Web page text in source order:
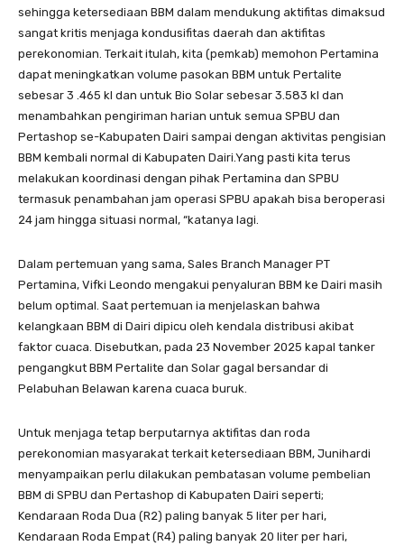
sehingga ketersediaan BBM dalam mendukung aktifitas dimaksud
sangat kritis menjaga kondusifitas daerah dan aktifitas
perekonomian. Terkait itulah, kita (pemkab) memohon Pertamina
dapat meningkatkan volume pasokan BBM untuk Pertalite
sebesar 3 .465 kl dan untuk Bio Solar sebesar 3.583 kl dan
menambahkan pengiriman harian untuk semua SPBU dan
Pertashop se-Kabupaten Dairi sampai dengan aktivitas pengisian
BBM kembali normal di Kabupaten Dairi.Yang pasti kita terus
melakukan koordinasi dengan pihak Pertamina dan SPBU
termasuk penambahan jam operasi SPBU apakah bisa beroperasi
24 jam hingga situasi normal, “katanya lagi.
Dalam pertemuan yang sama, Sales Branch Manager PT
Pertamina, Vifki Leondo mengakui penyaluran BBM ke Dairi masih
belum optimal. Saat pertemuan ia menjelaskan bahwa
kelangkaan BBM di Dairi dipicu oleh kendala distribusi akibat
faktor cuaca. Disebutkan, pada 23 November 2025 kapal tanker
pengangkut BBM Pertalite dan Solar gagal bersandar di
Pelabuhan Belawan karena cuaca buruk.
Untuk menjaga tetap berputarnya aktifitas dan roda
perekonomian masyarakat terkait ketersediaan BBM, Junihardi
menyampaikan perlu dilakukan pembatasan volume pembelian
BBM di SPBU dan Pertashop di Kabupaten Dairi seperti;
Kendaraan Roda Dua (R2) paling banyak 5 liter per hari,
Kendaraan Roda Empat (R4) paling banyak 20 liter per hari,